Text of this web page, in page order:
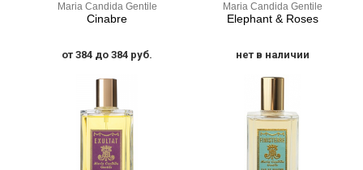
Maria Candida Gentile
Cinabre
от 384 до 384 руб.
Maria Candida Gentile
Elephant & Roses
нет в наличии